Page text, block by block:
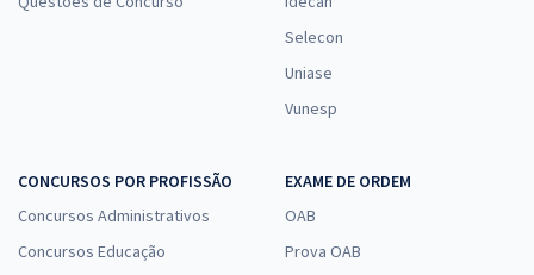
Selecon
Uniase
Vunesp
CONCURSOS POR PROFISSÃO
Concursos Administrativos
Concursos Educação
EXAME DE ORDEM
OAB
Prova OAB